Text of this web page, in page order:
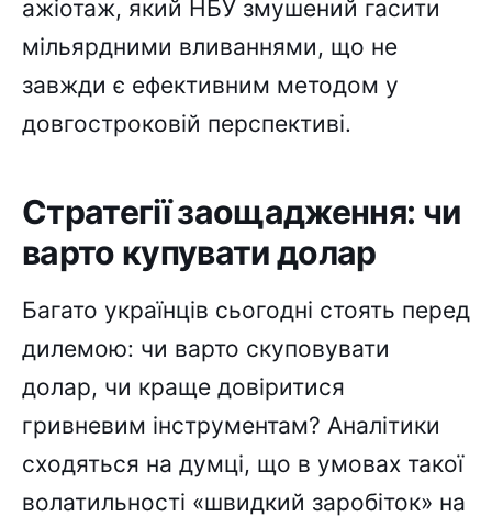
ажіотаж, який НБУ змушений гасити
мільярдними вливаннями, що не
завжди є ефективним методом у
довгостроковій перспективі.
Стратегії заощадження: чи
варто купувати долар
Багато українців сьогодні стоять перед
дилемою: чи варто скуповувати
долар, чи краще довіритися
гривневим інструментам? Аналітики
сходяться на думці, що в умовах такої
волатильності «швидкий заробіток» на